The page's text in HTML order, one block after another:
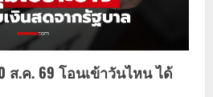
ส.ค. 69 โอนเข้าวันไหน ได้